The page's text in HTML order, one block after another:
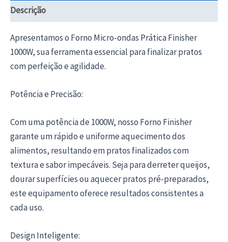
Descrição
Apresentamos o Forno Micro-ondas Prática Finisher
1000W, sua ferramenta essencial para finalizar pratos
com perfeição e agilidade.
Potência e Precisão:
Com uma potência de 1000W, nosso Forno Finisher
garante um rápido e uniforme aquecimento dos
alimentos, resultando em pratos finalizados com
textura e sabor impecáveis. Seja para derreter queijos,
dourar superfícies ou aquecer pratos pré-preparados,
este equipamento oferece resultados consistentes a
cada uso.
Design Inteligente: